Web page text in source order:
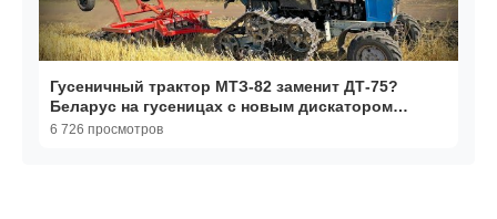
Гусеничный трактор МТЗ-82 заменит ДТ-75?
Беларус на гусеницах с новым дискатором
БДМ-3,2х2П!
6 726 просмотров